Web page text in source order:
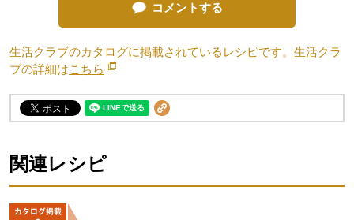
コメントする
生活クラブのカタログに掲載されているレシピです。生活クラ
ブの詳細はこちら 別のウィンドウで開きます。
関連レシピ